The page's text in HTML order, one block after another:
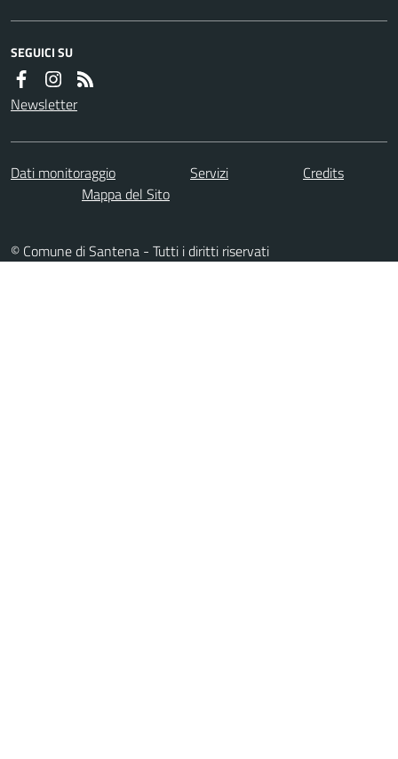
SEGUICI SU
Newsletter
Dati monitoraggio Servizi
Credits
Mappa del Sito
© Comune di Santena - Tutti i diritti riservati